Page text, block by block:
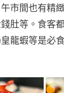
市間也有精
肚等。食客
龍蝦等是必